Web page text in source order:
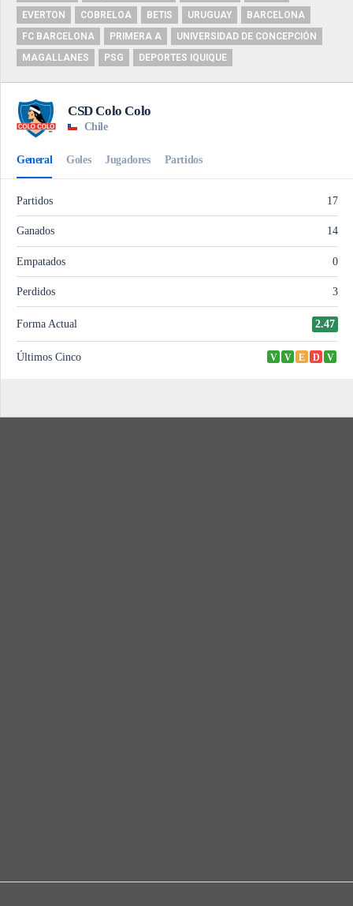
EVERTON
COBRELOA BETIS URUGUAY
BARCELONA
FC BARCELONA
PRIMERA A
UNIVERSIDAD DE CONCEPCIÓN
MAGALLANES
PSG DEPORTES IQUIQUE